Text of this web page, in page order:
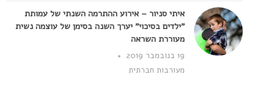
איתי סניור – אירוע ההתרמה השנתי של עמותת
"ילדים בסיכוי" יערך השנה בסימן של עוצמה נשית
מעוררת השראה
19 בנובמבר 2019
מעורבות חברתית